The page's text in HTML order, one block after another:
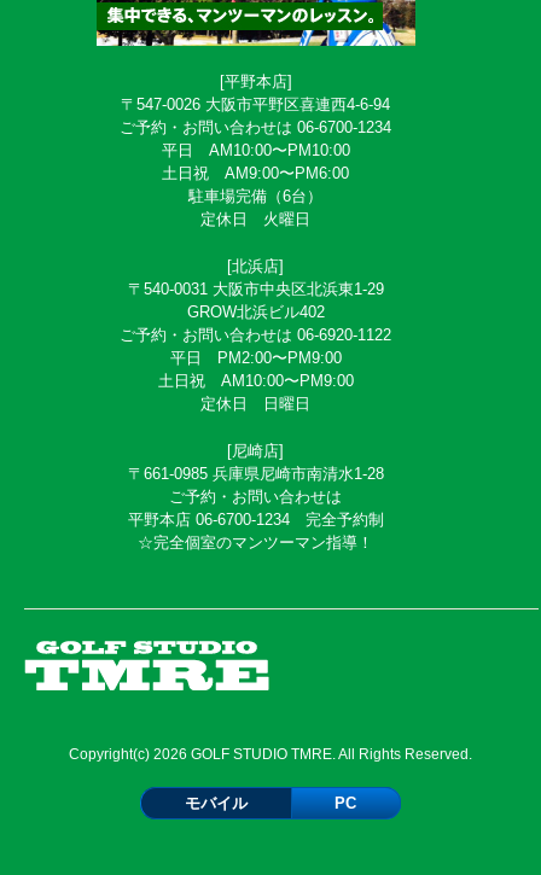
[平野本店]
〒547-0026 大阪市平野区喜連西4-6-94
ご予約・お問い合わせは 06-6700-1234
平日 AM10:00〜PM10:00
土日祝 AM9:00〜PM6:00
駐車場完備（6台）
定休日 火曜日
[北浜店]
〒540-0031 大阪市中央区北浜東1-29
GROW北浜ビル402
ご予約・お問い合わせは 06-6920-1122
平日 PM2:00〜PM9:00
土日祝 AM10:00〜PM9:00
定休日 日曜日
[尼崎店]
〒661-0985 兵庫県尼崎市南清水1-28
ご予約・お問い合わせは
平野本店 06-6700-1234 完全予約制
☆完全個室のマンツーマン指導！
Copyright(c) 2026 GOLF STUDIO TMRE. All Rights Reserved.
モバイル PC